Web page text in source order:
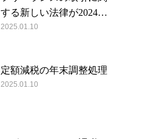
する新しい法律が2024…
2025.01.10
定額減税の年末調整処理
2025.01.10